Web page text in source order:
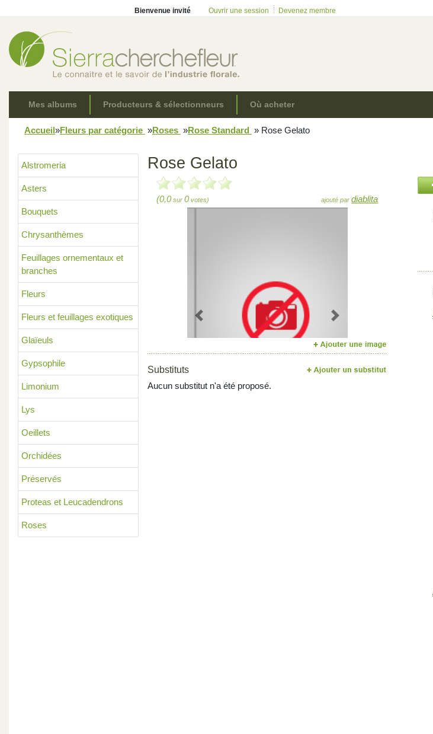
Bienvenue invité Ouvrir une session Devenez membre
Mes albums Producteurs & sélectionneurs Où acheter
Accueil»Fleurs par catégorie »Roses »Rose Standard » Rose Gelato
Alstromeria
Asters
Bouquets
Chrysanthèmes
Feuillages ornementaux et
branches
Fleurs
Fleurs et feuillages exotiques
Glaïeuls
Gypsophile
Limonium
Lys
Oeillets
Orchidées
Préservés
Proteas et Leucadendrons
Roses
Rose Gelato
(0,0sur 0votes) ajouté pardiablita
Previous Next
Substituts
Aucun substitut n'a été proposé.